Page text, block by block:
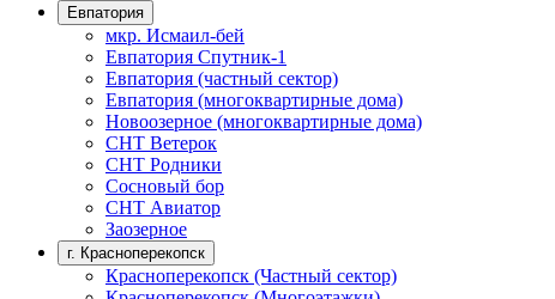
Евпатория
мкр. Исмаил-бей
Евпатория Спутник-1
Евпатория (частный сектор)
Евпатория (многоквартирные дома)
Новоозерное (многоквартирные дома)
СНТ Ветерок
СНТ Родники
Сосновый бор
СНТ Авиатор
Заозерное
г. Красноперекопск
Красноперекопск (Частный сектор)